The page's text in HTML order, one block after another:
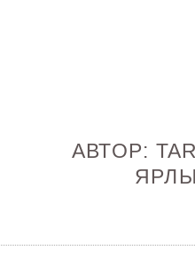
АВТОР: